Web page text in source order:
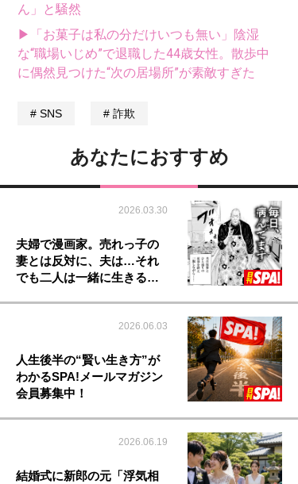
ん」と騒然
▶「お菓子は私の分だけいつも無い」陰湿
な“職場いじめ”で退職した44歳女性。散歩中
に偶然見つけた“次の居場所”が素敵すぎた
SNS 詐欺
あなたにおすすめ
2026.03.30
夫婦で漫画家。売れっ子の
妻とは反対に、夫は…それ
でも二人は一緒に生きる…
2026.06.03
人生後半の“賢い生き方”が
わかるSPA!メールマガジン
会員募集中！
2026.06.19
結婚式に新郎の元「浮気相